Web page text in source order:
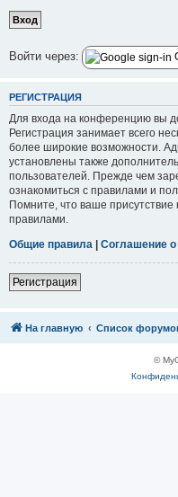
Войти через:
РЕГИСТРАЦИЯ
Для входа на конференцию вы
Регистрация занимает всего
более широкие возможности.
установлены также
пользователей. Прежде чем
ознакомиться с правилами и
Помните, что ваше
правилами.
Общие правила | Соглашение
Регистрация
На главную Список
©